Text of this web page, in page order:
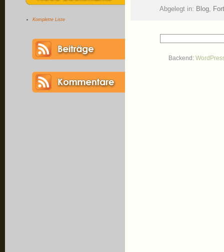
Komplette Liste
Abgelegt in: Blog,
Backend: